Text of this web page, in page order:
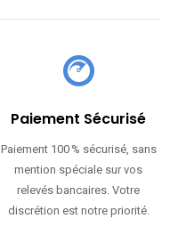
Paiement Sécurisé
Paiement 100 % sécurisé, sans
mention spéciale sur vos
relevés bancaires. Votre
discrétion est notre priorité.